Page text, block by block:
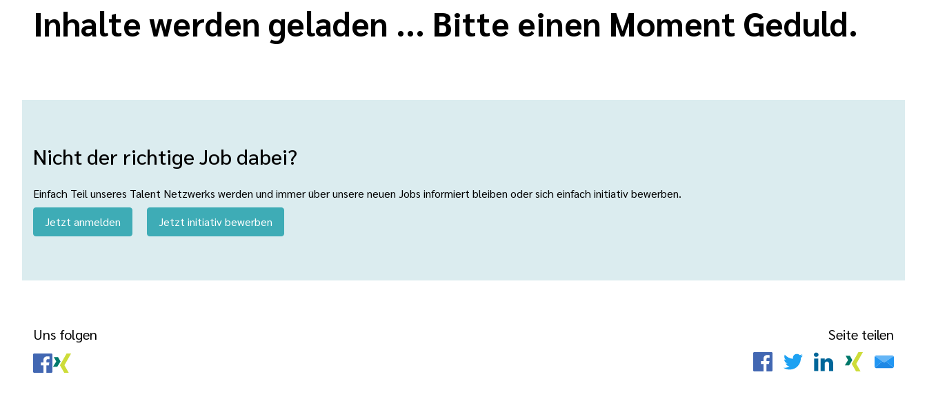
Inhalte werden geladen ... Bitte einen Moment Geduld.
Nicht der richtige Job dabei?
Einfach Teil unseres Talent Netzwerks werden und immer über unsere neuen Jobs informiert bleiben oder sich einfach initiativ bewerben.
Jetzt anmelden
Jetzt initiativ bewerben
Uns folgen Seite teilen